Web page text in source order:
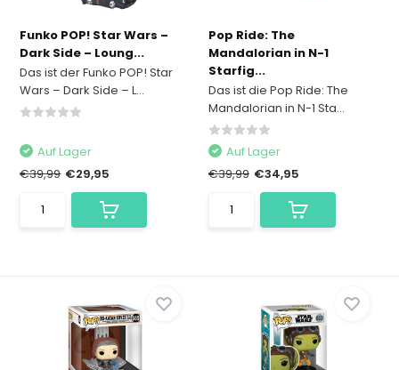
Funko POP! Star Wars –
Dark Side – Loung...
Das ist der Funko POP! Star
Wars – Dark Side – L...
Auf Lager
€39,99 €29,95
Pop Ride: The
Mandalorian in N-1
Starfig...
Das ist die Pop Ride: The
Mandalorian in N-1 Sta...
Auf Lager
€39,99 €34,95